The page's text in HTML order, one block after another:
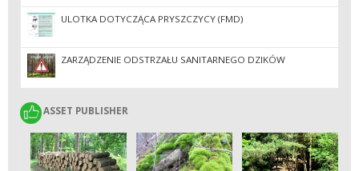
ULOTKA DOTYCZĄCA PRYSZCZYCY (FMD)
ZARZĄDZENIE ODSTRZAŁU SANITARNEGO DZIKÓW
ASSET PUBLISHER
ASSET PUBLISHER